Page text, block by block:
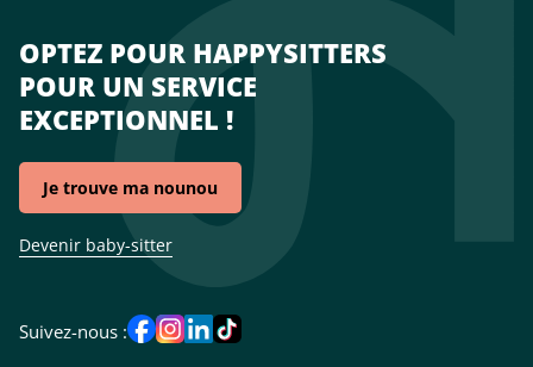
OPTEZ POUR HAPPYSITTERS
POUR UN SERVICE
EXCEPTIONNEL !
Je trouve ma nounou
Devenir baby-sitter
Suivez-nous :